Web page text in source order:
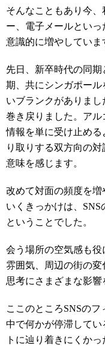
そんなこともあり今
ー、電子メールとい
意識的に増やしていま
先日、新卒時代の同
期、共にシンガポー
いブランクがありま
巻き戻りました。ア
情報を単に受け止め
り取りする双方向の
意味を感じます。
改めて対面の頻度を
いくきっかけは、
ということでした。
会う場所の空気感も
雰囲気、周辺の街の変
思考にさまざまな影響
ここのところSNSの
中で何かが停滞して
トに辿り着きにくか